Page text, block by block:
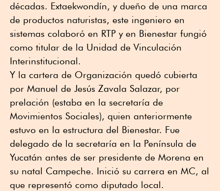
décadas. Extaekwondín, y dueño de una marca
de productos naturistas, este ingeniero en
sistemas colaboró en RTP y en Bienestar fungió
como titular de la Unidad de Vinculación
Interinstitucional.
Y la cartera de Organización quedó cubierta
por Manuel de Jesús Zavala Salazar, por
prelación (estaba en la secretaría de
Movimientos Sociales), quien anteriormente
estuvo en la estructura del Bienestar. Fue
delegado de la secretaría en la Península de
Yucatán antes de ser presidente de Morena en
su natal Campeche. Inició su carrera en MC, al
que representó como diputado local.